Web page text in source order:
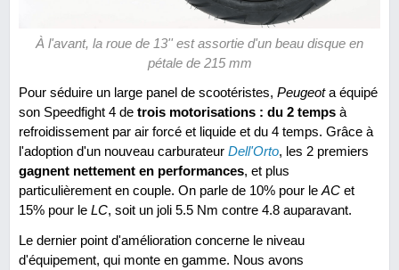
À l'avant, la roue de 13'' est assortie d'un beau disque en
pétale de 215 mm
Pour séduire un large panel de scootéristes, Peugeota équipé
son Speedfight 4 de trois motorisations : du 2 temps à
refroidissement par air forcé et liquide et du 4 temps. Grâce à
l'adoption d'un nouveau carburateur Dell'Orto, les 2 premiers
gagnent nettement en performances, et plus
particulièrement en couple. On parle de 10% pour leAC et
15% pour le LC, soit un joli 5.5 Nm contre 4.8 auparavant.
Le dernier point d'amélioration concerne le niveau
d'équipement, qui monte en gamme. Nous avons